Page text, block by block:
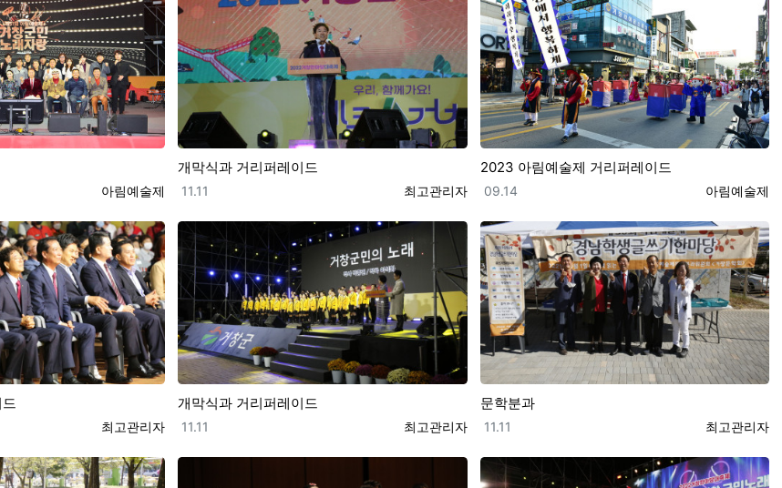
등록자
아림예술제
개막식과 거리퍼레이드
등록자
최고관리자
등록일
11.11
2023 아림예술제 거리퍼레이드
등록자
아림예술제
등록일
09.14
등록자
최고관리자
개막식과 거리퍼레이드
등록자
최고관리자
등록일
11.11
문학분과
등록자
최고관리자
등록일
11.11